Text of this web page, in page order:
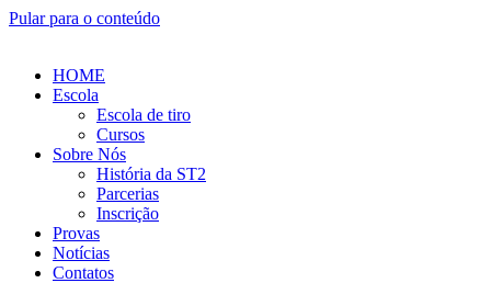
Pular para o conteúdo
HOME
Escola
Escola de tiro
Cursos
Sobre Nós
História da ST2
Parcerias
Inscrição
Provas
Notícias
Contatos